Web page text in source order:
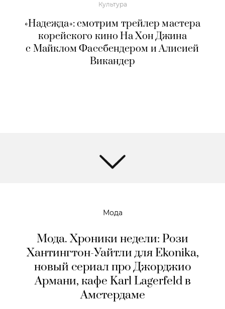
Культура
«Надежда»: смотрим трейлер мастера
корейского кино На Хон Джина
с Майклом Фассбендером и Алисией
Викандер
Мода
Мода. Хроники недели: Рози
Хантингтон-Уайтли для Ekonika,
новый сериал про Джорджио
Армани, кафе Karl Lagerfeld в
Амстердaме